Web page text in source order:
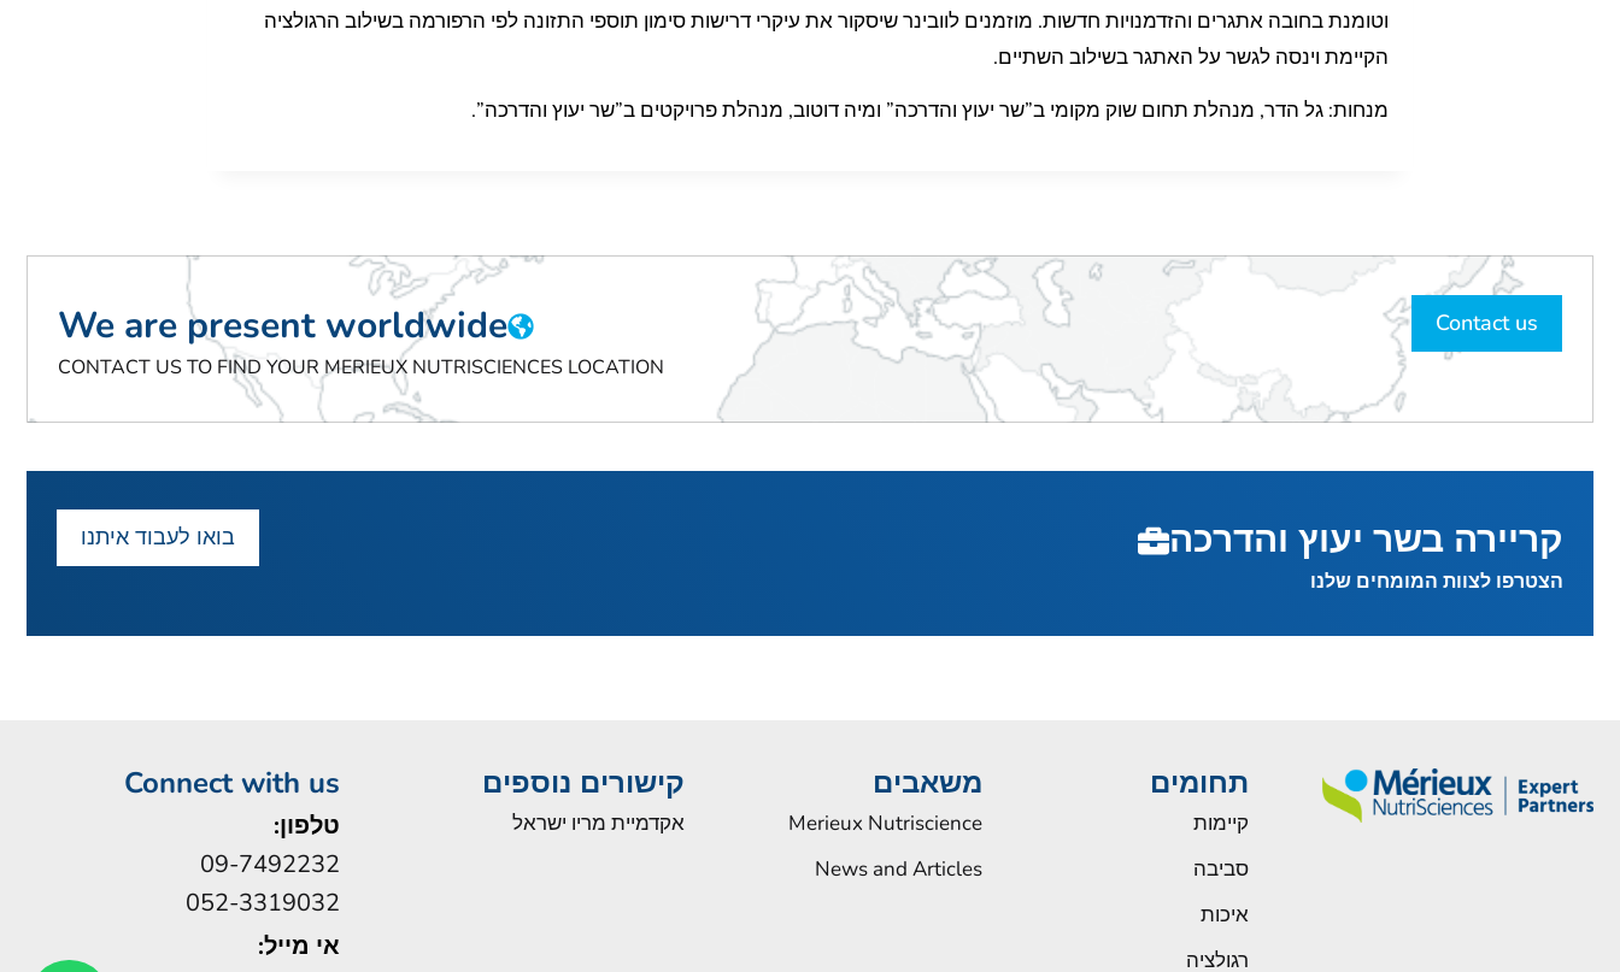
וטומנת בחובה אתגרים והזדמנויות חדשות. מוזמנים לוובינר שיסקור את עיקרי דרישות סימון תוספי התזונה לפי הרפורמה בשילוב הרגולציה
הקיימת וינסה לגשר על האתגר בשילוב השתיים.
מנחות: גל הדר, מנהלת תחום שוק מקומי ב”שר יעוץ והדרכה” ומיה דוטוב, מנהלת פרויקטים ב”שר יעוץ והדרכה”.
Contact us
We are present worldwide
CONTACT US TO FIND YOUR MERIEUX NUTRISCIENCES LOCATION
קריירה בשר יעוץ והדרכה
הצטרפו לצוות המומחים שלנו
בואו לעבוד איתנו
תחומים
קיימות
סביבה
איכות
רגולציה
משאבים
Merieux Nutriscience
News and Articles
קישורים נוספים
אקדמיית מריו ישראל
Connect with us
טלפון:
09-7492232
052-3319032
אי מייל: